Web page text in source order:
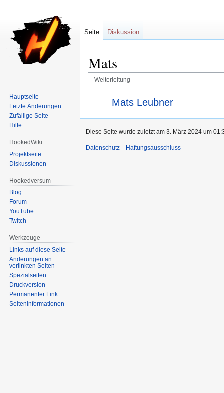
Mats
Weiterleitung
Navigation
springen
springen
Mats Leubner
Seite Diskussion
Hauptseite
Letzte Änderungen
Zufällige Seite
Hilfe
HookedWiki
Projektseite
Diskussionen
Hookedversum
Blog
Forum
YouTube
Twitch
Werkzeuge
Links auf diese Seite
Änderungen an
verlinkten Seiten
Spezialseiten
Druckversion
Permanenter Link
Seiten­informationen
Diese Seite wurde zuletzt am 3. März 2024 um
Datenschutz Haftungsausschluss